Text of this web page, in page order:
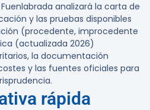
analizará la carta de
y las pruebas disponibles
(procedente, improcedente
(actualizada 2026)
la documentación
y las fuentes oficiales para
rápida